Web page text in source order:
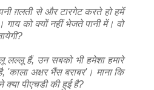
ग़लती से और टारगेट करते हो हमें
गाय को क्यों नहीं भेजते पानी में। वो
लल्लू हैं, उन सबको भी हमेशा हमारे
'काला अक्षर भैंस बराबर'। माना कि
पीएचडी की हुई है?